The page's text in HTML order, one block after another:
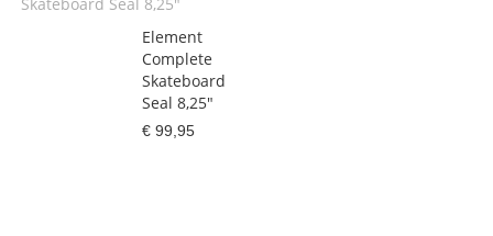
Element
Complete
Skateboard
Seal 8,25"
€ 99,95